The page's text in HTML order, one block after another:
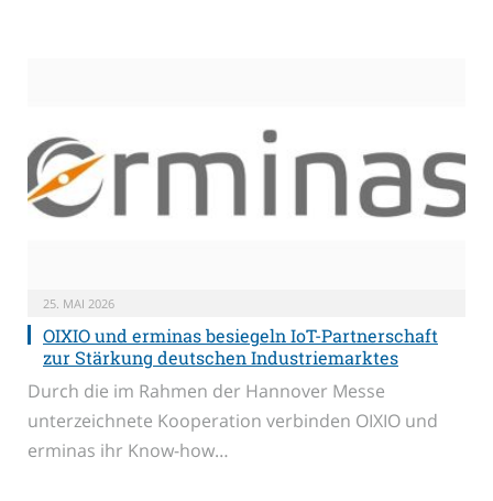
25. MAI 2026
OIXIO und erminas besiegeln IoT-Partnerschaft
zur Stärkung deutschen Industriemarktes
Durch die im Rahmen der Hannover Messe
unterzeichnete Kooperation verbinden OIXIO und
erminas ihr Know-how…